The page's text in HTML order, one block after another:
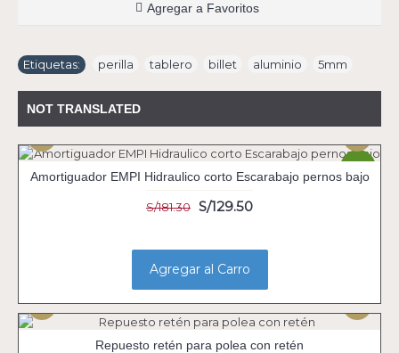
Agregar a Favoritos
Etiquetas: perilla tablero billet aluminio 5mm
NOT TRANSLATED
Amortiguador EMPI Hidraulico corto Escarabajo pernos bajo
S/181.30 S/129.50
Agregar al Carro
Repuesto retén para polea con retén